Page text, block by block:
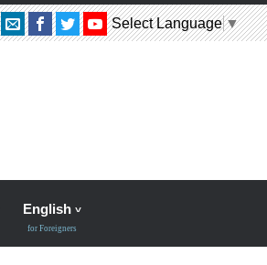
Select Language▼
English
for Foreigners